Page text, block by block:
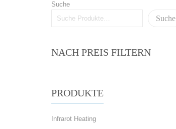
Suche
Suche
NACH PREIS FILTERN
PRODUKTE
Infrarot Heating